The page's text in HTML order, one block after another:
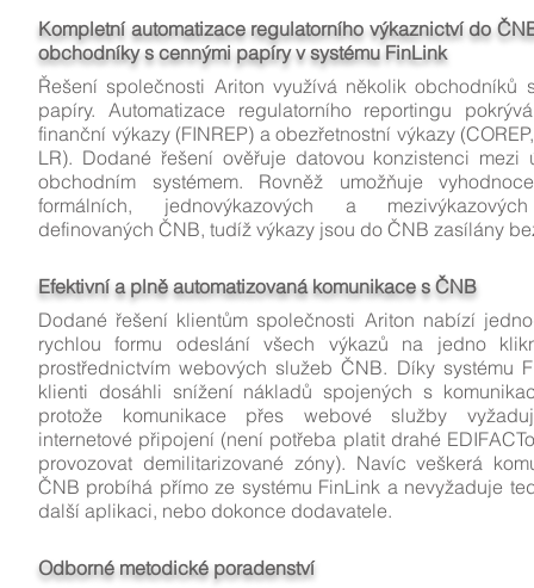
Kompletní automatizace regulatorního výkaznictví do
obchodníky s cennými papíry v systému FinLink
Řešení společnosti Ariton využívá několik obchodníků
papíry. Automatizace regulatorního reportingu
finanční výkazy (FINREP) a obezřetnostní výkazy
LR). Dodané řešení ověřuje datovou konzistenci mezi
obchodním systémem. Rovněž umožňuje
formálních, jednovýkazových a
definovaných ČNB, tudíž výkazy jsou do ČNB zasílány
Efektivní a plně automatizovaná komunikace s ČNB
Dodané řešení klientům společnosti Ariton nabízí
rychlou formu odeslání všech výkazů na jedno
prostřednictvím webových služeb ČNB. Díky systému
klienti dosáhli snížení nákladů spojených s
protože komunikace přes webové služby
internetové připojení (není potřeba platit drahé
provozovat demilitarizované zóny). Navíc veškerá
ČNB probíhá přímo ze systému FinLink a nevyžaduje
další aplikaci, nebo dokonce dodavatele.
Odborné metodické poradenství